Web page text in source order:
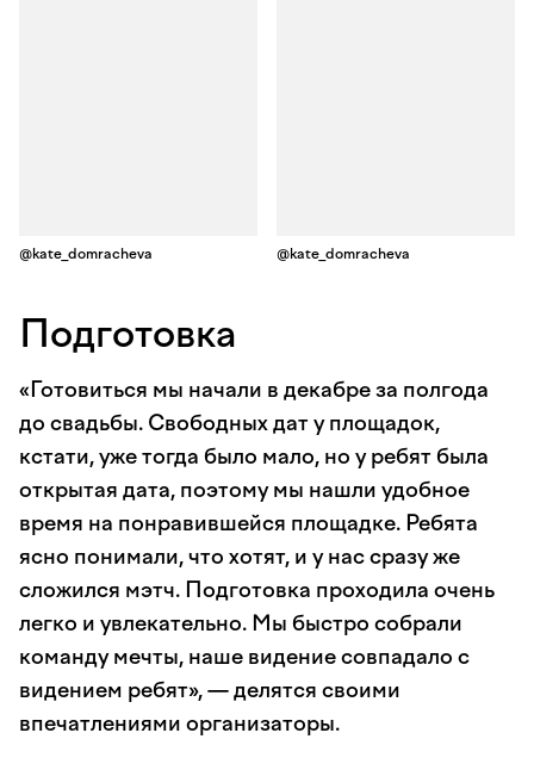
@kate_domracheva @kate_domracheva
Подготовка
«Готовиться мы начали в декабре за полгода
до свадьбы. Свободных дат у площадок,
кстати, уже тогда было мало, но у ребят была
открытая дата, поэтому мы нашли удобное
время на понравившейся площадке. Ребята
ясно понимали, что хотят, и у нас сразу же
сложился мэтч. Подготовка проходила очень
легко и увлекательно. Мы быстро собрали
команду мечты, наше видение совпадало с
видением ребят», — делятся своими
впечатлениями организаторы.